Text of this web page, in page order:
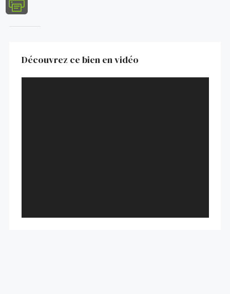
Découvrez ce bien en vidéo